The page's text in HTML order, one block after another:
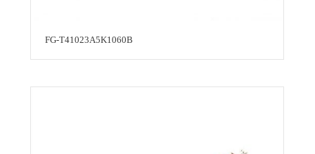
FG-T41023A5K1060B